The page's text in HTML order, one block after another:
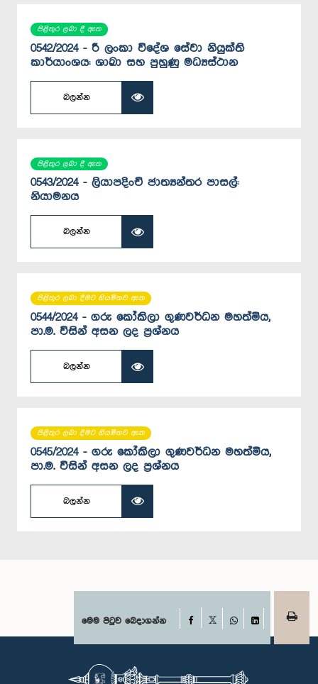
පිළිතුර ලබා දී ඇත
0542/2024 - ‍රී ලංකා විදේශ සේවා නියුක්ති
කාර්යාංශය: ශාඛා සහ පුහුණු මධ්‍යස්ථාන
බලන්න
පිළිතුර ලබා දී ඇත
0543/2024 - ලියාපදිංචි ජාත්‍යන්තර පාසල්:
නියාමනය
බලන්න
පිළිතුර ලබා දීමට නියමිතව ඇත
0544/2024 - ගරු කෝකිලා ගුණවර්ධන මහත්මිය,
පා.ම. විසින් අසන ලද ප්‍රශ්නය
බලන්න
පිළිතුර ලබා දීමට නියමිතව ඇත
0545/2024 - ගරු කෝකිලා ගුණවර්ධන මහත්මිය,
පා.ම. විසින් අසන ලද ප්‍රශ්නය
බලන්න
මෙම පිටුව බෙදාගන්න Facebook
WhatsAppLinkedIn